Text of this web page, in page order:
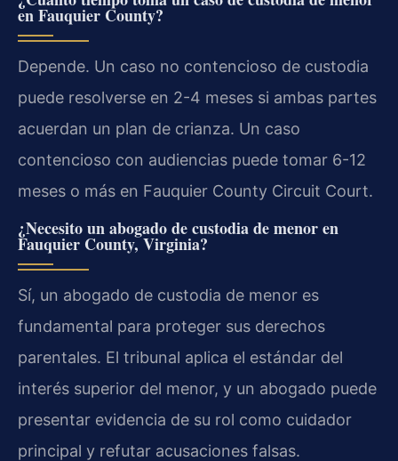
en Fauquier County?
Depende. Un caso no contencioso de custodia
puede resolverse en 2-4 meses si ambas partes
acuerdan un plan de crianza. Un caso
contencioso con audiencias puede tomar 6-12
meses o más en Fauquier County Circuit Court.
¿Necesito un abogado de custodia de menor en
Fauquier County, Virginia?
Sí, un abogado de custodia de menor es
fundamental para proteger sus derechos
parentales. El tribunal aplica el estándar del
interés superior del menor, y un abogado puede
presentar evidencia de su rol como cuidador
principal y refutar acusaciones falsas.